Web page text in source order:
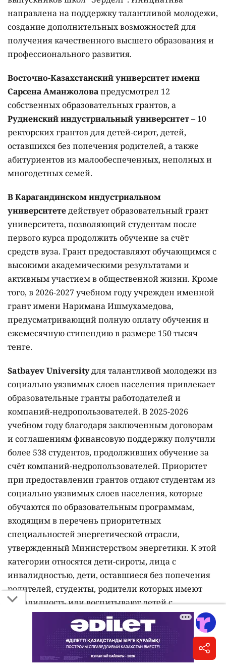
направлена на поддержку талантливой молодежи,
создание дополнительных возможностей для
получения качественного высшего образования и
профессионального развития.
Восточно-Казахстанский университет имени
Сарсена Аманжоловапредусмотрел 12
собственных образовательных грантов, а
Рудненский индустриальный университет– 10
ректорских грантов для детей-сирот, детей,
оставшихся без попечения родителей, а также
абитуриентов из малообеспеченных, неполных и
многодетных семей.
В Карагандинском индустриальном
университетедействует образовательный грант
университета, позволяющий студентам после
первого курса продолжить обучение за счёт
средств вуза. Грант предоставляют обучающимся с
высокими академическими результатами и
активным участием в общественной жизни. Кроме
того, в 2026-2027 учебном году учрежден именной
грант имени Наримана Ишмухамедова,
предусматривающий полную оплату обучения и
ежемесячную стипендию в размере 150 тысяч
тенге.
Satbayev Universityдля талантливой молодежи из
социально уязвимых слоев населения привлекает
образовательные гранты работодателей и
компаний-недропользователей. В 2025-2026
учебном году благодаря заключенным договорам
и соглашениям финансовую поддержку получили
более 538 студентов, продолживших обучение за
счёт компаний-недропользователей. Приоритет
при предоставлении грантов отдают студентам из
социально уязвимых слоев населения, которые
обучаются по образовательным программам,
входящим в перечень приоритетных
специальностей энергетической отрасли,
утвержденный Министерством энергетики. К этой
категории относятся дети-сироты, лица с
инвалидностью, дети, оставшиеся без попечения
родителей, студенты, родители которых имеют
инвалидность или воспитывают детей с
инвалидностью, а также обучающиеся из
неполных и многодетных семей. Кроме того,
университет предоставляет собственные
образовательные гранты и скидки на оплату